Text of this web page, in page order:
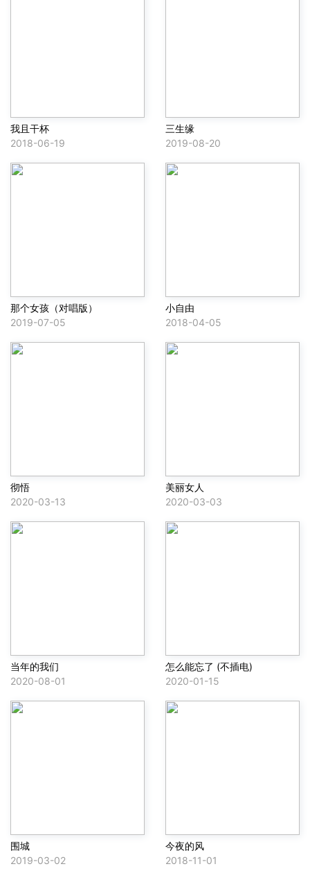
我且干杯
2018-06-19
三生缘
2019-08-20
那个女孩（对唱版）
2019-07-05
小自由
2018-04-05
彻悟
2020-03-13
美丽女人
2020-03-03
当年的我们
2020-08-01
怎么能忘了 (不插电)
2020-01-15
围城
2019-03-02
今夜的风
2018-11-01